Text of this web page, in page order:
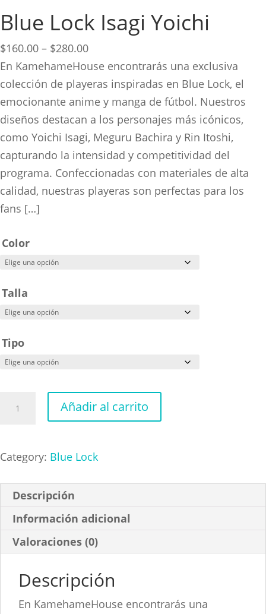
Blue Lock Isagi Yoichi
$160.00 – $280.00Price
range:
$160.00
through
$280.00
En KamehameHouse encontrarás una exclusiva
colección de playeras inspiradas en Blue Lock, el
emocionante anime y manga de fútbol. Nuestros
diseños destacan a los personajes más icónicos,
como Yoichi Isagi, Meguru Bachira y Rin Itoshi,
capturando la intensidad y competitividad del
programa. Confeccionadas con materiales de alta
calidad, nuestras playeras son perfectas para los
fans […]
Color
Talla
Tipo
Yoichi
Añadir al carrito
Category: Blue Lock
Descripción
Información adicional
Valoraciones (0)
Descripción
En KamehameHouse encontrarás una